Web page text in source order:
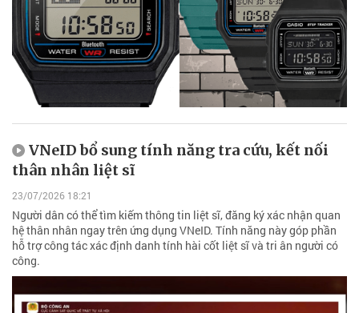
VNeID bổ sung tính năng tra cứu, kết nối
thân nhân liệt sĩ
23/07/2026 18:21
Người dân có thể tìm kiếm thông tin liệt sĩ, đăng ký xác nhận quan
hệ thân nhân ngay trên ứng dụng VNeID. Tính năng này góp phần
hỗ trợ công tác xác định danh tính hài cốt liệt sĩ và tri ân người có
công.